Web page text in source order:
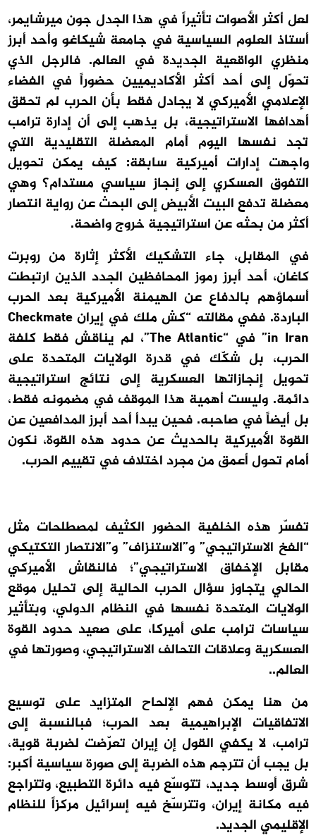
لعل أكثر الأصوات تأثيراً في هذا الجدل جون ميرشايمر،
أستاذ العلوم السياسية في جامعة شيكاغو وأحد أبرز
منظري الواقعية الجديدة في العالم. فالرجل الذي
تحوّل إلى أحد أكثر الأكاديميين حضوراً في الفضاء
الإعلامي الأميركي لا يجادل فقط بأن الحرب لم تحقق
أهدافها الاستراتيجية، بل يذهب إلى أن إدارة ترامب
تجد نفسها اليوم أمام المعضلة التقليدية التي
واجهت إدارات أميركية سابقة: كيف يمكن تحويل
التفوق العسكري إلى إنجاز سياسي مستدام؟ وهي
معضلة تدفع البيت الأبيض إلى البحث عن رواية انتصار
أكثر من بحثه عن استراتيجية خروج واضحة.
في المقابل، جاء التشكيك الأكثر إثارة من روبرت
كاغان، أحد أبرز رموز المحافظين الجدد الذين ارتبطت
أسماؤهم بالدفاع عن الهيمنة الأميركية بعد الحرب
الباردة. ففي مقالته “كش ملك في إيران Checkmate
in Iran” في “The Atlantic”، لم يناقش فقط كلفة
الحرب، بل شكّك في قدرة الولايات المتحدة على
تحويل إنجازاتها العسكرية إلى نتائج استراتيجية
دائمة. وليست أهمية هذا الموقف في مضمونه فقط،
بل أيضاً في صاحبه. فحين يبدأ أحد أبرز المدافعين عن
القوة الأميركية بالحديث عن حدود هذه القوة، نكون
أمام تحول أعمق من مجرد اختلاف في تقييم الحرب.
تفسّر هذه الخلفية الحضور الكثيف لمصطلحات مثل
“الفخ الاستراتيجي” و”الاستنزاف” و”الانتصار التكتيكي
مقابل الإخفاق الاستراتيجي”؛ فالنقاش الأميركي
الحالي يتجاوز سؤال الحرب الحالية إلى تحليل موقع
الولايات المتحدة نفسها في النظام الدولي، وبتأثير
سياسات ترامب على أميركا، على صعيد حدود القوة
العسكرية وعلاقات التحالف الاستراتيجي، وصورتها في
العالم..
من هنا يمكن فهم الإلحاح المتزايد على توسيع
الاتفاقيات الإبراهيمية بعد الحرب؛ فبالنسبة إلى
ترامب، لا يكفي القول إن إيران تعرّضت لضربة قوية،
بل يجب أن تترجم هذه الضربة إلى صورة سياسية أكبر:
شرق أوسط جديد، تتوسّع فيه دائرة التطبيع، وتتراجع
فيه مكانة إيران، وتترسّخ فيه إسرائيل مركزاً للنظام
الإقليمي الجديد.